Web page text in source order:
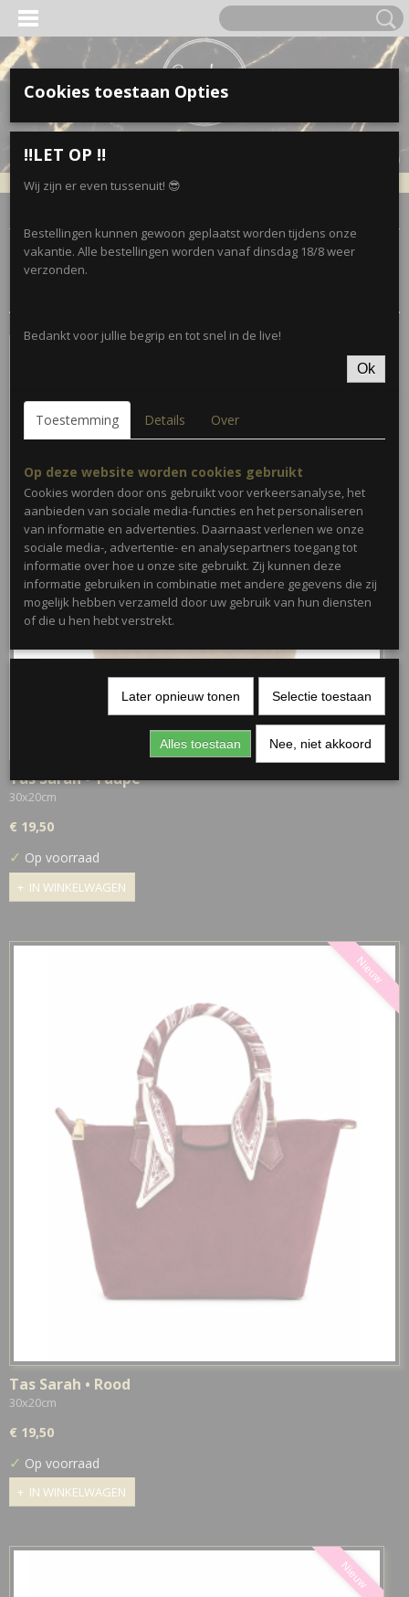
(0)
Sorteer op:
Nieuw
Tas Sarah • Taupe
30x20cm
€ 19,50
✓ Op voorraad
IN WINKELWAGEN
Nieuw
Tas Sarah • Rood
30x20cm
€ 19,50
✓ Op voorraad
IN WINKELWAGEN
Nieuw
Cookies toestaan Opties
‼️LET OP ‼️
Wij zijn er even tussenuit! 😎
Bestellingen kunnen gewoon geplaatst worden tijdens onze
vakantie. Alle bestellingen worden vanaf dinsdag 18/8 weer
verzonden.
Bedankt voor jullie begrip en tot snel in de live!
Ok
Toestemming Details Over
Op deze website worden cookies gebruikt
Cookies worden door ons gebruikt voor verkeersanalyse, het
aanbieden van sociale media-functies en het personaliseren
van informatie en advertenties. Daarnaast verlenen we onze
sociale media-, advertentie- en analysepartners toegang tot
informatie over hoe u onze site gebruikt. Zij kunnen deze
informatie gebruiken in combinatie met andere gegevens die zij
mogelijk hebben verzameld door uw gebruik van hun diensten
of die u hen hebt verstrekt.
Later opnieuw tonen Selectie toestaan
Alles toestaan Nee, niet akkoord